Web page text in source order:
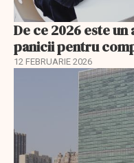
De ce 2026 este
panicii pentru
12 FEBRUARIE 2026